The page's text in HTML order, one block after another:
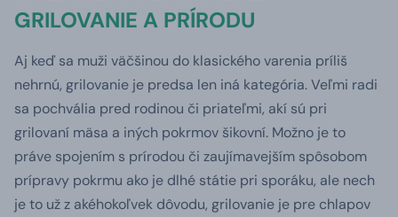
GRILOVANIE A PRÍRODU
Aj keď sa muži väčšinou do klasického varenia príliš
nehrnú, grilovanie je predsa len iná kategória. Veľmi radi
sa pochvália pred rodinou či priateľmi, akí sú pri
grilovaní mäsa a iných pokrmov šikovní. Možno je to
práve spojením s prírodou či zaujímavejším spôsobom
prípravy pokrmu ako je dlhé státie pri sporáku, ale nech
je to už z akéhokoľvek dôvodu, grilovanie je pre chlapov